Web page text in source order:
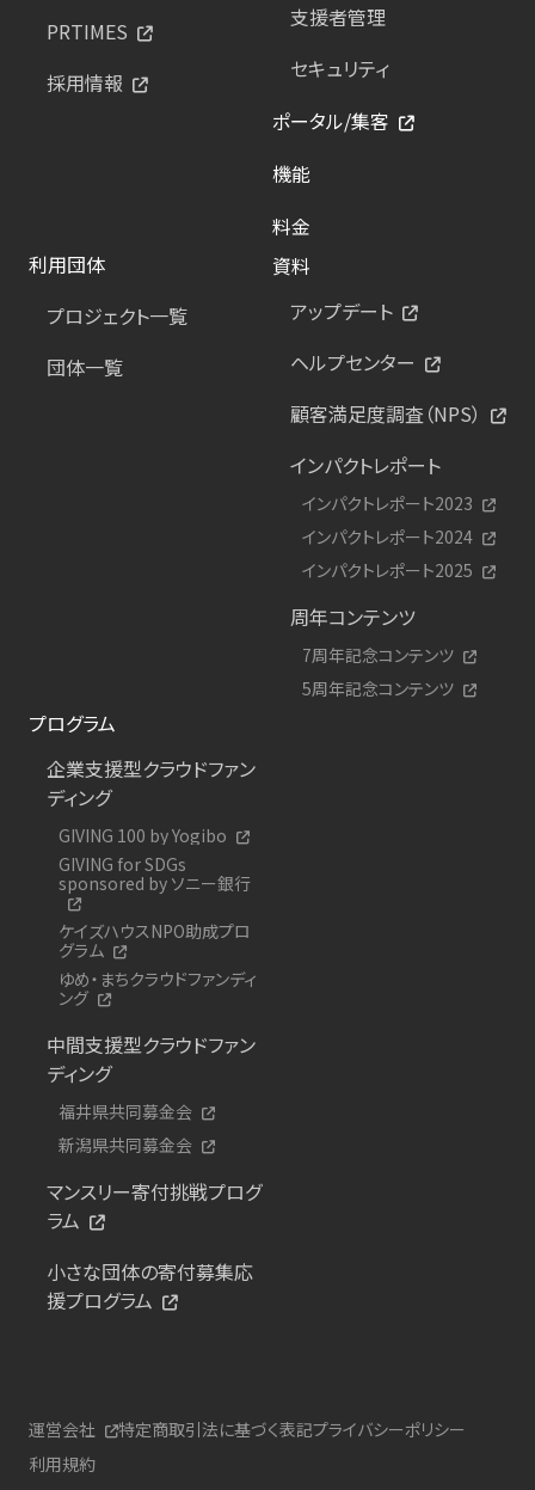
PRTIMES
採用情報
支援者管理
セキュリティ
ポータル/集客
機能
料金
利用団体
プロジェクト一覧
団体一覧
資料
アップデート
ヘルプセンター
顧客満足度調査（NPS）
インパクトレポート
インパクトレポート2023
インパクトレポート2024
インパクトレポート2025
周年コンテンツ
7周年記念コンテンツ
5周年記念コンテンツ
プログラム
企業支援型クラウドファン
ディング
GIVING 100 by Yogibo
GIVING for SDGs
sponsored by ソニー銀行
ケイズハウスNPO助成プロ
グラム
ゆめ・まちクラウドファンディ
ング
中間支援型クラウドファン
ディング
福井県共同募金会
新潟県共同募金会
マンスリー寄付挑戦プログ
ラム
小さな団体の寄付募集応
援プログラム
運営会社 特定商取引法に基づく表記プライバシーポリシー
利用規約